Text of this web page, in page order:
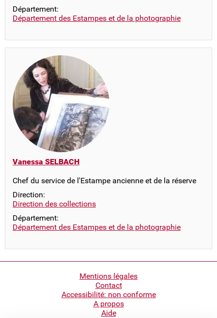
Département:
Département des Estampes et de la photographie
Vanessa SELBACH
Chef du service de l'Estampe ancienne et de la réserve
Direction:
Direction des collections
Département:
Département des Estampes et de la photographie
Mentions légales
Contact
Accessibilité: non conforme
A propos
Aide